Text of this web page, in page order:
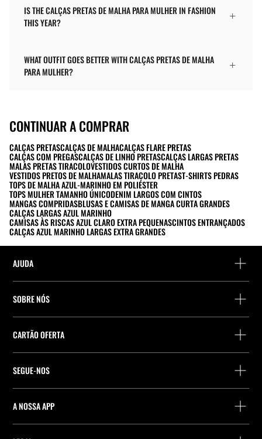
IS THE CALÇAS PRETAS DE MALHA PARA MULHER IN FASHION
THIS YEAR?
WHAT OUTFIT GOES BETTER WITH CALÇAS PRETAS DE MALHA
PARA MULHER?
CONTINUAR A COMPRAR
CALÇAS PRETASCALÇAS DE MALHACALÇAS FLARE PRETAS
CALÇAS COM PREGASCALÇAS DE LINHO PRETASCALÇAS LARGAS PRETAS
MALAS PRETAS TIRACOLOVESTIDOS CURTOS DE MALHA
VESTIDOS PRETOS DE MALHAMALAS TIRACOLO PRETAST-SHIRTS PEDRAS
TOPS DE MALHA AZUL-MARINHO EM POLIÉSTER
TOPS MULHER TAMANHO ÚNICODENIM LARGOS COM CINTOS
MANGAS COMPRIDASBLUSAS E CAMISAS DE MANGA CURTA GRANDES
CALÇAS LARGAS AZUL MARINHO
CAMISAS ÀS RISCAS AZUL CLARO EXTRA PEQUENASCINTOS ENTRANÇADOS
CALÇAS AZUL MARINHO LARGAS EXTRA GRANDES
AJUDA
Localiza a tua encomenda
Localizador de pontos de entrega
Preferências de cookies
SOBRE NÓS
Empresa
Company Profile
CARTÃO OFERTA
Compra de Cartão Presente
SEGUE-NOS
A NOSSA APP